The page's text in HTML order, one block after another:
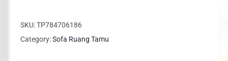
Seater
KlikDelta
SKU:TP784706186
Category:Sofa Ruang Tamu